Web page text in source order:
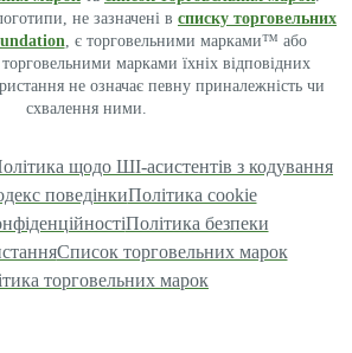
не зазначені в списку торговельних
, є торговельними марками™ або
марками їхніх відповідних
не означає певну приналежність чи
схвалення ними.
щодо ШІ-асистентів з кодування
поведінкиПолітика cookie
Політика безпеки
Список торговельних марок
торговельних марок